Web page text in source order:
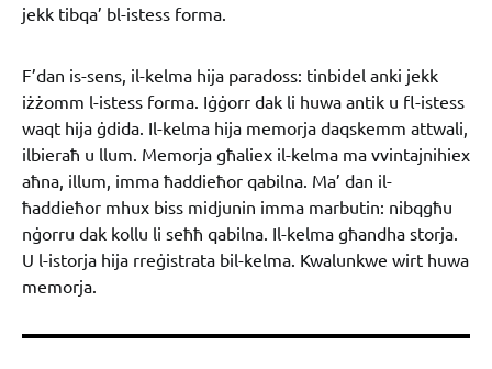
jekk tibqa’ bl-istess forma.
F’dan is-sens, il-kelma hija paradoss: tinbidel anki jekk
iżżomm l-istess forma. Iġġorr dak li huwa antik u fl-istess
waqt hija ġdida. Il-kelma hija memorja daqskemm attwali,
ilbieraħ u llum. Memorja għaliex il-kelma ma vvintajnihiex
aħna, illum, imma ħaddieħor qabilna. Ma’ dan il-
ħaddieħor mhux biss midjunin imma marbutin: nibqgħu
nġorru dak kollu li seħħ qabilna. Il-kelma għandha storja.
U l-istorja hija rreġistrata bil-kelma. Kwalunkwe wirt huwa
memorja.